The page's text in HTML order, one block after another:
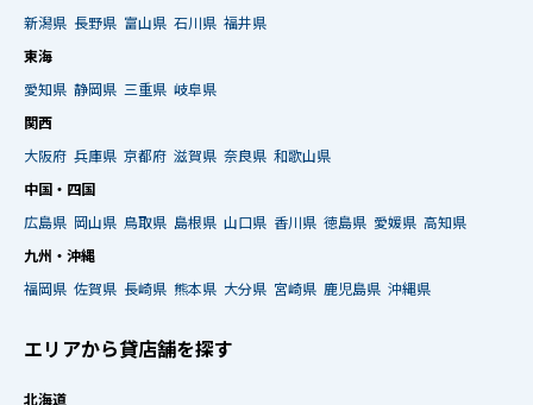
新潟県 長野県 富山県 石川県 福井県
東海
愛知県 静岡県 三重県 岐阜県
関西
大阪府 兵庫県 京都府 滋賀県 奈良県 和歌山県
中国・四国
広島県 岡山県 鳥取県 島根県 山口県 香川県 徳島県 愛媛県 高知県
九州・沖縄
福岡県 佐賀県 長崎県 熊本県 大分県 宮崎県 鹿児島県 沖縄県
エリアから貸店舗を探す
北海道